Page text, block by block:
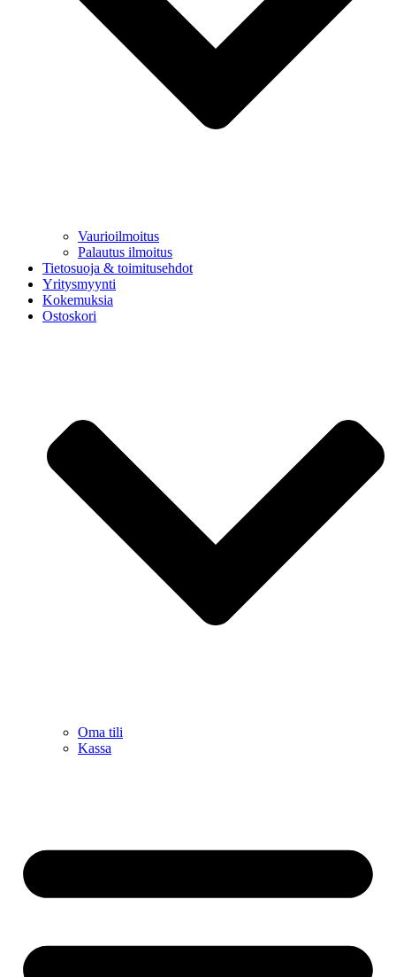
Vaurioilmoitus
Palautus ilmoitus
Tietosuoja & toimitusehdot
Yritysmyynti
Kokemuksia
Ostoskori
Oma tili
Kassa